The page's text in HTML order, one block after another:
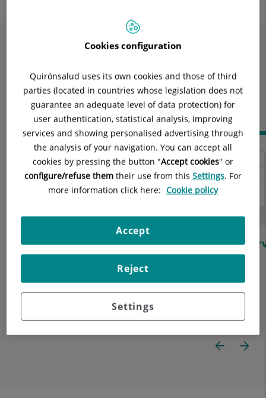
Entérate de las últimas novedadesyservicios
disponiblesen nuestro hospital
Número
diapositivas:
Descubre todas las funcionalidades de Mi
Quirónsalud
Gestiona tus citas, consulta resultados e informes,
accede a tu documentación médica y mucho más.
Descubre todas sus funcionalidades en este breve
vídeo.
Diapositiva
anterior
Cookies configuration
Quirónsalud uses its own cookies and those of third
parties (located in countries whose legislation does not
guarantee an adequate level of data protection) for
user authentication, statistical analysis, improving
services and showing personalised advertising through
the analysis of your navigation. You can accept all
cookies by pressing the button "Accept cookies" or
configure/refuse them their use from this Settings. For
more information click here: Cookie policy
Settings
Reject
Accept